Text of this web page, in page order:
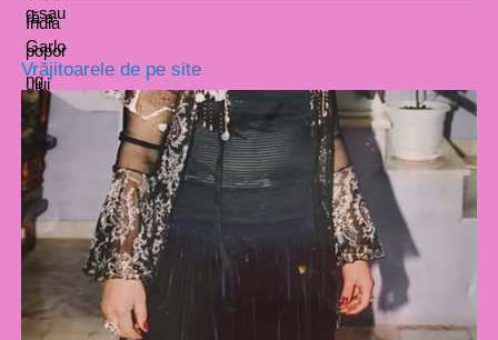
Vrăjitoarele de pe site